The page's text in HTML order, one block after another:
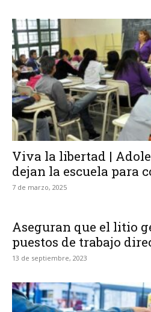
Viva la libertad |
dejan la escuela para
7 de marzo, 2025
Aseguran que el litio
puestos de trabajo
13 de septiembre, 2023